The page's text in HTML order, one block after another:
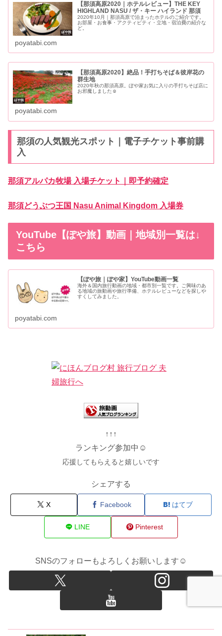
【那須高原2020｜ホテルレビュー】THE KEY
HIGHLAND NASU / ザ・キー ハイランド 那須
2020年10月｜那須高原で泊まったホテルのご紹介です。
お部屋・お食事・アクティビティ・立地・宿泊費の紹介な
ど。
poyatabi.com
【那須高原2020】絶品！手打ちそば＆彼岸花の
群生地
2020年秋の那須高原。ぽや家お気に入りの手打ちそば店に
お邪魔しました☺
poyatabi.com
那須の人気観光スポット｜電子チケット事前購
入
那須アルパカ牧場 入場チケット｜即予約確定
那須どうぶつ王国 Nasu Animal Kingdom 入場券
YouTube【ぽや旅】動画｜地域別一覧は↓
こちら
【ぽや旅｜ぽや家】YouTube動画一覧
海外＆国内旅行動画の地域・都市別一覧です。ご興味のあ
る地域の旅動画や旅行準備、ホテルレビューなどを探しや
すくしてみました。
poyatabi.com
↑↑↑
ランキング参加中☺
応援してもらえると嬉しいです
シェアする
X Facebook はてブ
LINE Pinterest
SNSのフォローもよろしくお願いします☺